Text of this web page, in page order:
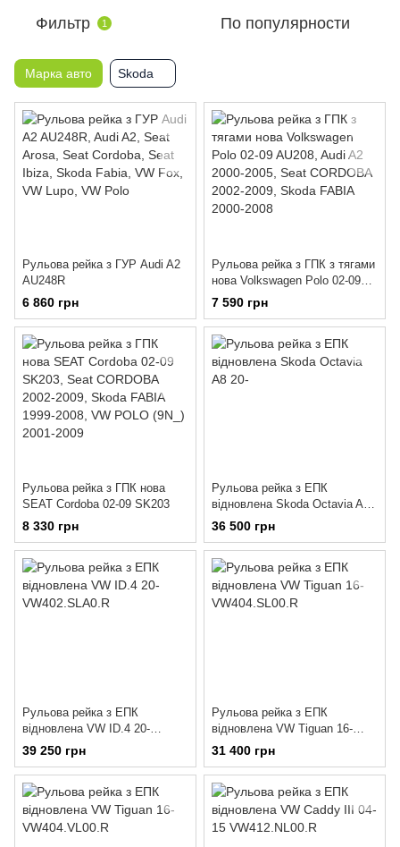
Фильтр 1 По популярности
Марка авто Skoda
Рульова рейка з ГУР Audi A2
AU248R
6 860 грн
Рульова рейка з ГПК з тягами
нова Volkswagen Polo 02-09
AU208
7 590 грн
Рульова рейка з ГПК нова
SEAT Cordoba 02-09 SK203
8 330 грн
Рульова рейка з ЕПК
відновлена Skoda Octavia A8
20-
36 500 грн
Рульова рейка з ЕПК
відновлена VW ID.4 20-
VW402.SLA0.R
39 250 грн
Рульова рейка з ЕПК
відновлена VW Tiguan 16-
VW404.SL00.R
31 400 грн